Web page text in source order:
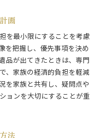
画
を最小限にすることを考慮
を把握し、優先事項を決め
品が出てきたときは、専門
、家族の経済的負担を軽減
を家族と共有し、疑問点や
ョンを大切にすることが重
法